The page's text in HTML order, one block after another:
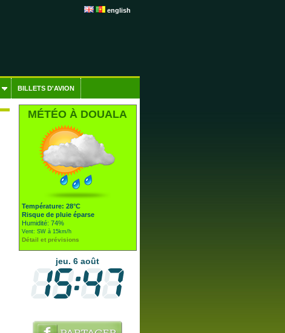
english
BILLETS D'AVION
MÉTÉO À DOUALA
Température: 28°C
Risque de pluie éparse
Humidité: 74%
Vent: SW à 15km/h
Détail et prévisions
jeu. 6 août